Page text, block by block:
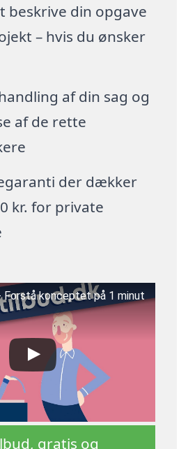
beskrive din opgave
– hvis du ønsker
af din sag og
af de rette
der dækker
kr. for private
Forstå konceptet på 1 minut
gratis og